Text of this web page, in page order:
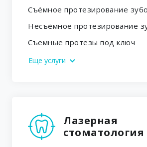
Съёмное протезирование
Несъёмное протезирование
Съемные протезы под ключ
Еще услуги
Лазерная
стоматология